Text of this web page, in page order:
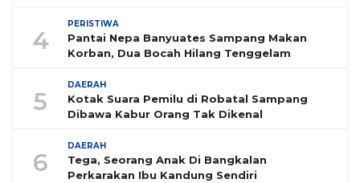
4
PERISTIWA
Pantai Nepa Banyuates Sampang Makan
Korban, Dua Bocah Hilang Tenggelam
5
DAERAH
Kotak Suara Pemilu di Robatal Sampang
Dibawa Kabur Orang Tak Dikenal
6
DAERAH
Tega, Seorang Anak Di Bangkalan
Perkarakan Ibu Kandung Sendiri